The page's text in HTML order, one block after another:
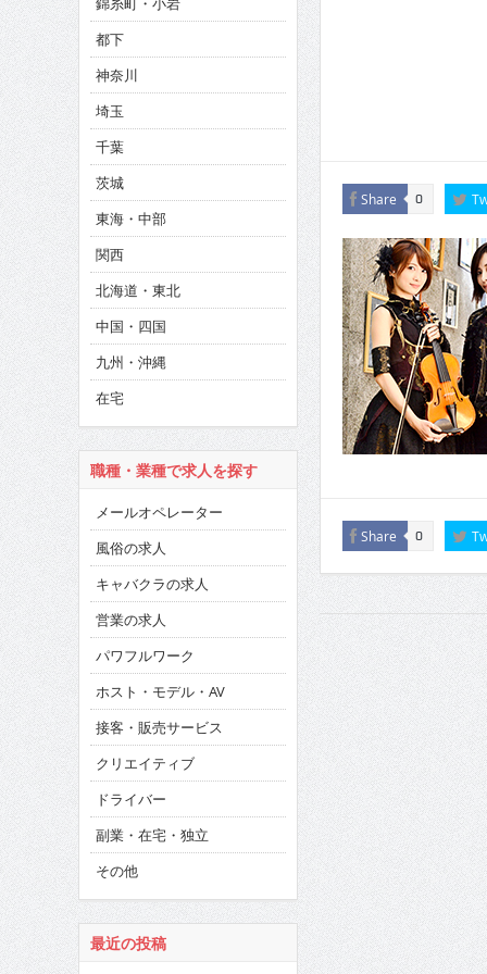
CINEMA×STYLE 286号
CINEMA×STYLE 285号
CINEMA×STYLE 294号
Share 0
Share 0
都下
神奈川
埼玉
千葉
茨城
東海・中部
関西
北海道・東北
中国・四国
九州・沖縄
在宅
職種・業種で求人を探す
メールオペレーター
風俗の求人
キャバクラの求人
営業の求人
パワフルワーク
ホスト・モデル・AV
接客・販売サービス
クリエイティブ
ドライバー
副業・在宅・独立
その他
最近の投稿